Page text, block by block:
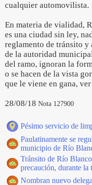
cualquier automovilista.
En materia de vialidad,
es una ciudad sin ley,
reglamento de tránsito y
de la autoridad
del ramo, ignoran la
o se hacen de la vista
que le viene en gana,
28/08/18 Nota 127900
Pésimo servicio de
Paulatinamente se
municipio de Río
Tránsito de Río
precaución, durante la
Nombran nuevo